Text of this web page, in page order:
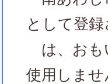
として登
は、おも
使用しませ